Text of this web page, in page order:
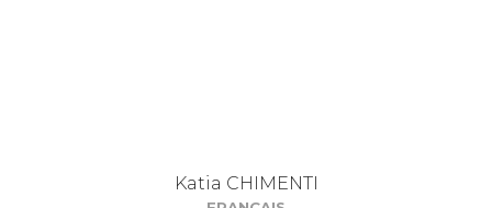
Katia CHIMENTI